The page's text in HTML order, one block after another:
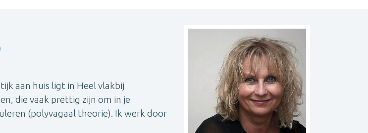
aan huis ligt in Heel vlakbij
die vaak prettig zijn om in je
(polyvagaal theorie). Ik werk door